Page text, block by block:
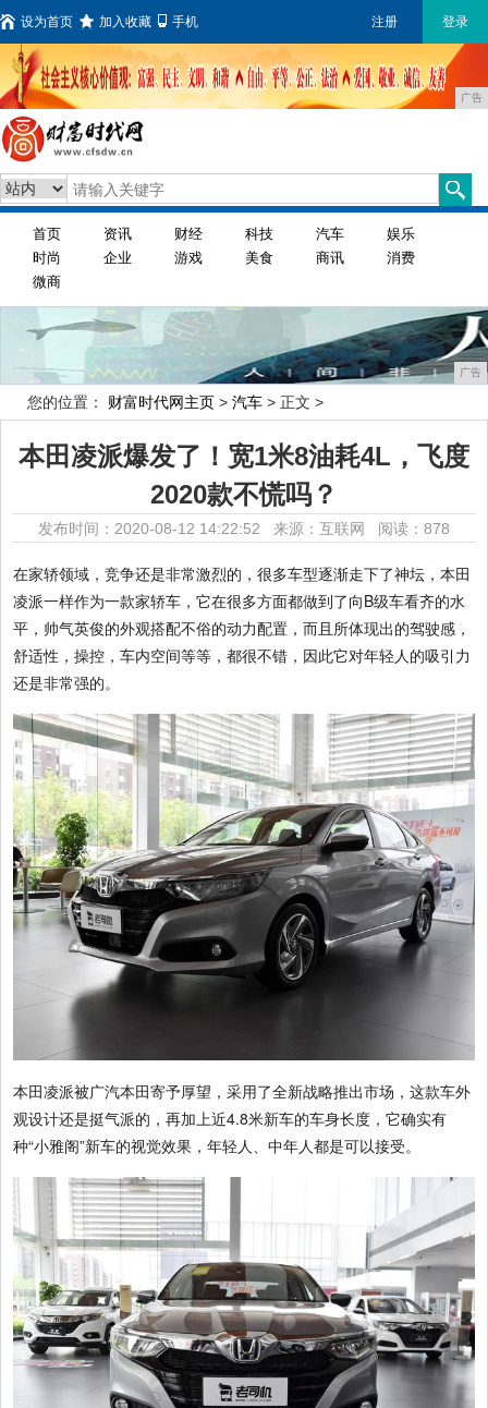
设为首页 加入收藏 手机 注册 登录
广告
首页 资讯 财经 科技 汽车
娱乐
时尚
企业 游戏 美食 商讯
消费
微商
广告
您的位置： 财富时代网主页 > 汽车 > 正文 >
本田凌派爆发了！宽1米8油耗4L，飞度
2020款不慌吗？
发布时间：2020-08-12 14:22:52 来源：互联网 阅读：878
在家轿领域，竞争还是非常激烈的，很多车型逐渐走下了神坛，本田
凌派一样作为一款家轿车，它在很多方面都做到了向B级车看齐的水
平，帅气英俊的外观搭配不俗的动力配置，而且所体现出的驾驶感，
舒适性，操控，车内空间等等，都很不错，因此它对年轻人的吸引力
还是非常强的。
本田凌派被广汽本田寄予厚望，采用了全新战略推出市场，这款车外
观设计还是挺气派的，再加上近4.8米新车的车身长度，它确实有
种“小雅阁”新车的视觉效果，年轻人、中年人都是可以接受。